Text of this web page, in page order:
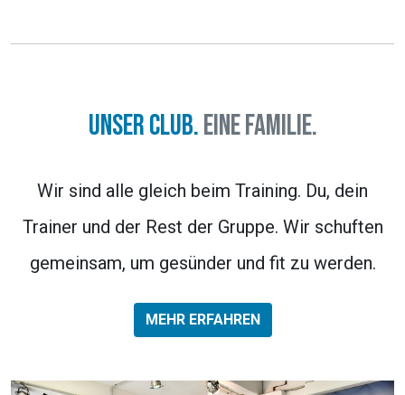
Unser Club.Eine Familie.
Wir sind alle gleich beim Training. Du, dein
Trainer und der Rest der Gruppe. Wir schuften
gemeinsam, um gesünder und fit zu werden.
MEHR ERFAHREN